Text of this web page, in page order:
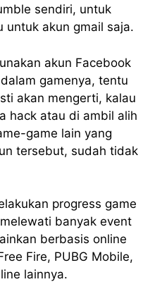
sendiri, untuk
untuk akun gmail saja.
akun Facebook
gamenya, tentu
akan mengerti, kalau
hack atau di ambil alih
game lain yang
tersebut, sudah tidak
progress game
banyak event
berbasis online
Fire, PUBG Mobile,
lainnya.